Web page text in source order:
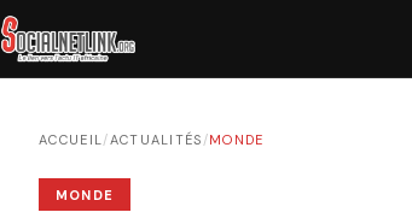
ACCUEIL/ACTUALITÉS /MONDE
MONDE